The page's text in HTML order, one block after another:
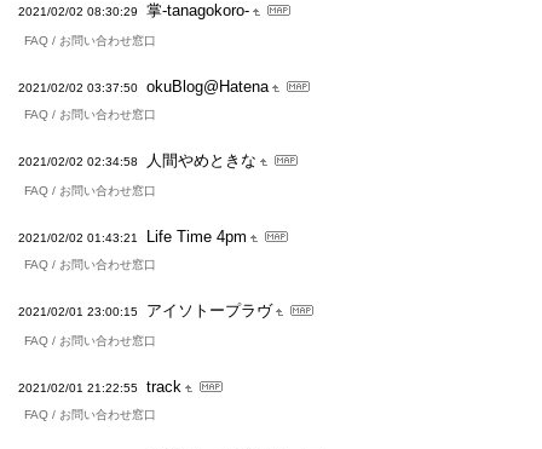
2021/02/02 08:30:29 掌-tanagokoro-
FAQ / お問い合わせ窓口
2021/02/02 03:37:50 okuBlog@Hatena
FAQ / お問い合わせ窓口
2021/02/02 02:34:58 人間やめときな
FAQ / お問い合わせ窓口
2021/02/02 01:43:21 Life Time 4pm
FAQ / お問い合わせ窓口
2021/02/01 23:00:15 アイソトープラヴ
FAQ / お問い合わせ窓口
2021/02/01 21:22:55 track
FAQ / お問い合わせ窓口